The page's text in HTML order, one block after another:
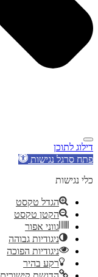
דילוג לתוכן
פתח סרגל נגישות
כלי נגישות
הגדל טקסט
הקטן טקסט
גווני אפור
ניגודיות גבוהה
ניגודיות הפוכה
רקע בהיר